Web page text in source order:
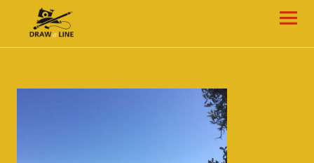
Draw-a-Line Grafik- und Web-Design